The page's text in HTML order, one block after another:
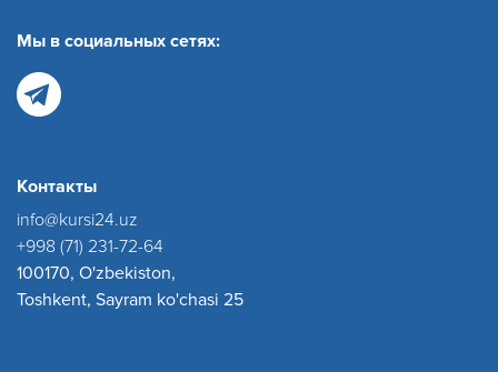
Мы в социальных сетях:
Контакты
info@kursi24.uz
+998 (71) 231-72-64
100170, O'zbekiston,
Toshkent, Sayram ko'chasi 25